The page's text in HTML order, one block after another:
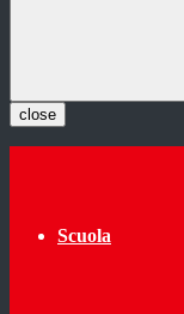
close
Scuola